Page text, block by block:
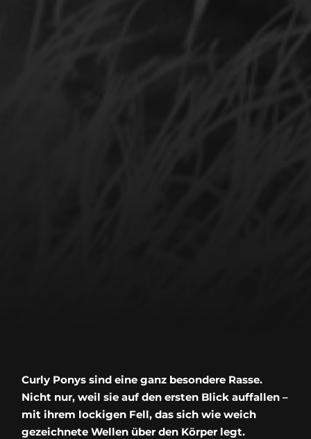
Curly Ponys sind eine ganz besondere Rasse.
Nicht nur, weil sie auf den ersten Blick auffallen –
mit ihrem lockigen Fell, das sich wie weich
gezeichnete Wellen über den Körper legt.